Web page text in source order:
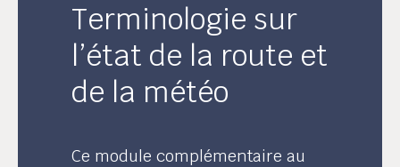
Terminologie sur
l’état de la route et
de la météo
Ce module complémentaire au